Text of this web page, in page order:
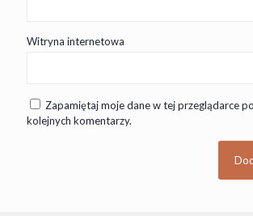
Witryna internetowa
Zapamiętaj moje dane w tej przeglądarce
kolejnych komentarzy.